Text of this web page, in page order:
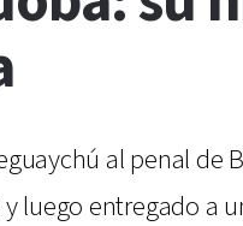
al penal
luego entregado a